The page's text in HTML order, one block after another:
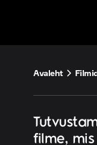
juurde
Avaleht
filme,